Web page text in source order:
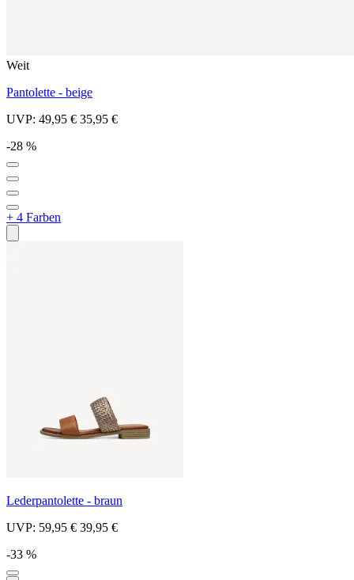
Weit
Pantolette - beige
UVP: 49,95 € 35,95 €
-28 %
+ 4 Farben
Lederpantolette - braun
UVP: 59,95 € 39,95 €
-33 %